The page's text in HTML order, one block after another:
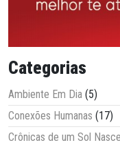
Categorias
Ambiente Em Dia (5)
Conexões Humanas (17)
Crônicas de um Sol